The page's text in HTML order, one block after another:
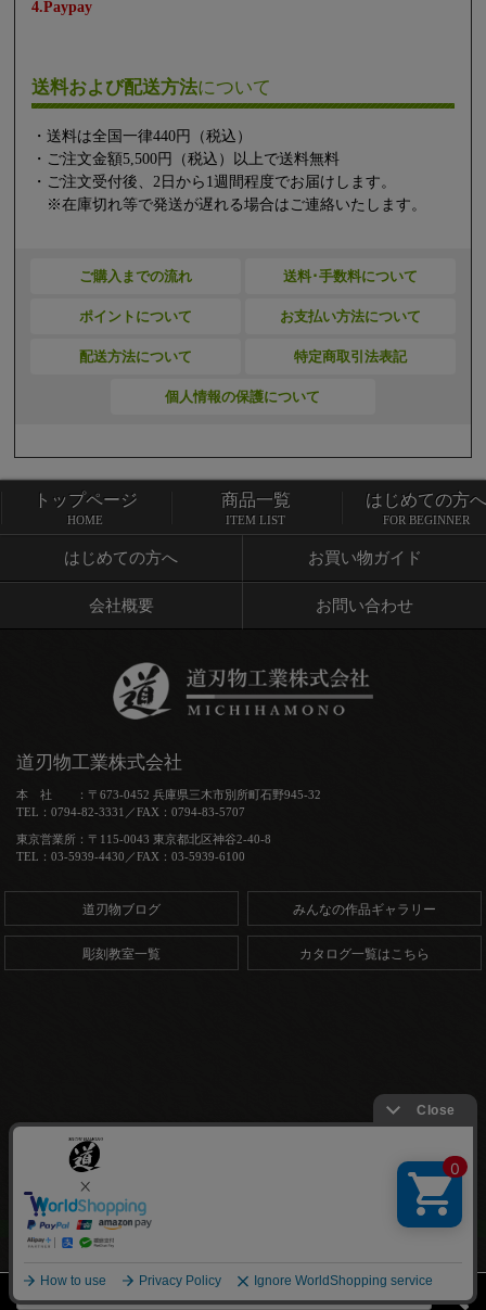
4.Paypay
送料および配送方法について
・送料は全国一律440円（税込）
・ご注文金額5,500円（税込）以上で送料無料
・ご注文受付後、2日から1週間程度でお届けします。
※在庫切れ等で発送が遅れる場合はご連絡いたします。
ご購入までの流れ 送料･手数料について
ポイントについて お支払い方法について
配送方法について 特定商取引法表記
個人情報の保護について
トップページ 商品一覧
はじめての方へ お買い物ガイド
会社概要 お問い合わせ
トップページ
HOME
商品一覧
ITEM LIST
はじめての方へ
FOR BEGINNER
道刃物工業株式会社
本 社 ：〒673-0452 兵庫県三木市別所町石野945-32
TEL：0794-82-3331／FAX：0794-83-5707
東京営業所：〒115-0043 東京都北区神谷2-40-8
TEL：03-5939-4430／FAX：03-5939-6100
道刃物ブログ みんなの作品ギャラリー
彫刻教室一覧 カタログ一覧はこちら
Copyright (C) 道刃物工業株式会社. All Rights Reserved.